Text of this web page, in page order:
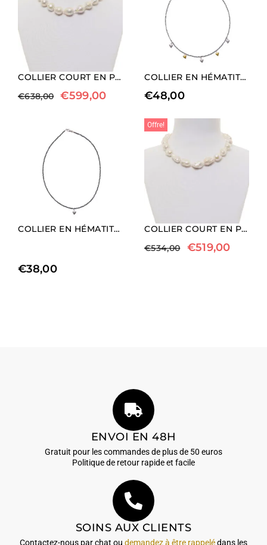
COLLIER COURT EN PERLES BAROQUES
€638,00 €599,00
COLLIER EN HÉMATITE RHODIÉE AVEC DES ÉLÉMENTS EN FORME DE COEUR
€48,00
COLLIER EN HÉMATITE NATURELLE AVEC CHARM EN FORME DE CŒUR (LONGUEUR LONGUE)
€38,00
Offre!
COLLIER COURT EN PERLES BAROQUES
€534,00 €519,00
ENVOI EN 48H
Gratuit pour les commandes de plus de 50 euros
Politique de retour rapide et facile
SOINS AUX CLIENTS
Contactez-nous par chat ou demandez à être rappelédans les